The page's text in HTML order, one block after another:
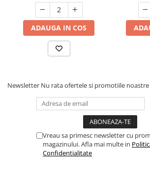
ADAUGA IN COS
Newsletter Nu rata ofertele si promotiile noastre
Vreau sa primesc newsletter cu
magazinului. Afla mai multe in
Confidentialitate